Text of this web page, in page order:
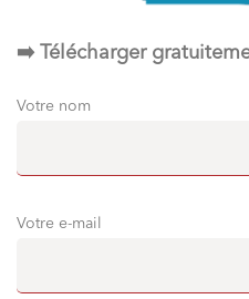
➡️ Télécharger
Votre nom
Votre e-mail